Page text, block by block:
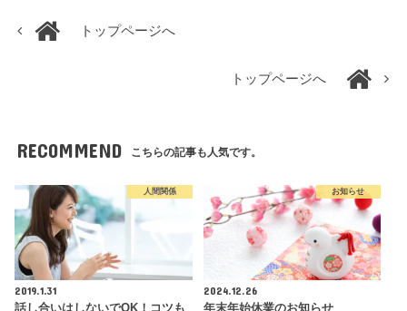
トップページへ
トップページへ
RECOMMEND こちらの記事も人気です。
人間関係
2019.1.31
話し合いはしないでOK！コツも
お知らせ
2024.12.26
年末年始休業のお知らせ